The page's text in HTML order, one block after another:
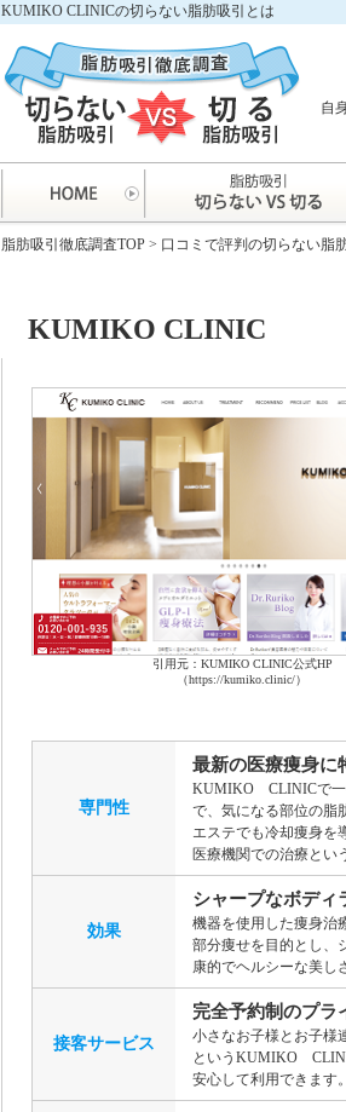
KUMIKO CLINICの切らない脂肪吸引とは
自
脂肪吸引徹底調査TOP > 口コミで評判の切らない脂
KUMIKO CLINIC
引用元：KUMIKO CLINIC公式HP
（https://kumiko.clinic/）
専門性
最新の医療痩身に
KUMIKO CLINICで一
で、気になる部位の脂
エステでも冷却痩身を
医療機関での治療とい
効果
シャープなボディ
機器を使用した痩身治
部分痩せを目的とし、
康的でヘルシーな美し
接客サービス
完全予約制のプラ
小さなお子様とお子様
というKUMIKO
安心して利用できます。